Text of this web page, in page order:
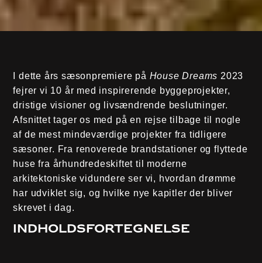
I dette års sæsonpremiere på House Dreams 2023
fejrer vi 10 år med inspirerende byggeprojekter,
dristige visioner og livsændrende beslutninger.
Afsnittet tager os med på en rejse tilbage til nogle
af de mest mindeværdige projekter fra tidligere
sæsoner. Fra renoverede brandstationer og flyttede
huse fra århundredeskiftet til moderne
arkitektoniske vidundere ser vi, hvordan drømme
har udviklet sig, og hvilke nye kapitler der bliver
skrevet i dag.
Indholdsfortegnelse